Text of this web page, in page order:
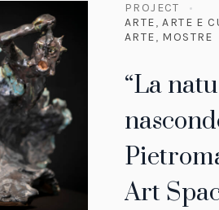
PROJECT
ARTE,ARTE E
ARTE, MOSTRE
“La
Art